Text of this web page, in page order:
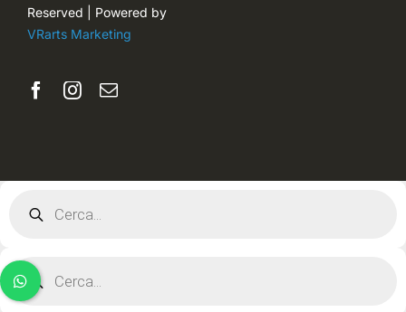
Reserved | Powered by
VRarts Marketing
search
Products
search